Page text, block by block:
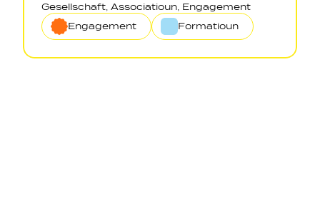
Gesellschaft, Associatioun, Engagement
Engagement
Formatioun